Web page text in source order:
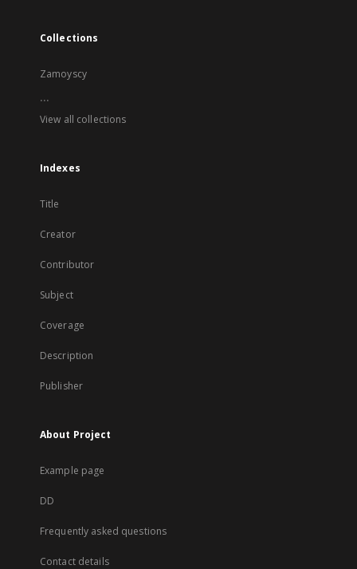
Collections
Zamoyscy
...
View all collections
Indexes
Title
Creator
Contributor
Subject
Coverage
Description
Publisher
About Project
Example page
DD
Frequently asked questions
Contact details